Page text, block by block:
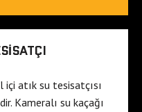
atık su tesisatçısı
Kameralı su kaçağı